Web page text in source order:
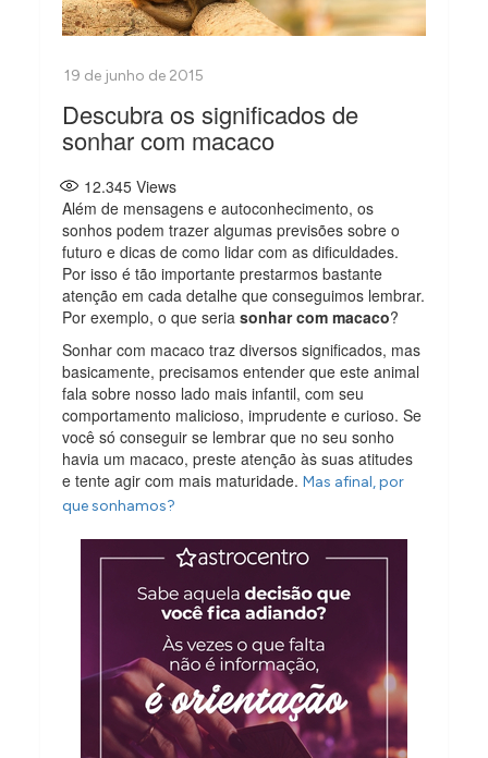
Descubra os significados de
sonhar com macaco
12.345 Views
Além de mensagens e autoconhecimento, os
sonhos podem trazer algumas previsões sobre o
futuro e dicas de como lidar com as dificuldades.
Por isso é tão importante prestarmos bastante
atenção em cada detalhe que conseguimos lembrar.
Por exemplo, o que seriasonhar com macaco?
Sonhar com macaco traz diversos significados, mas
basicamente, precisamos entender que este animal
fala sobre nosso lado mais infantil, com seu
comportamento malicioso, imprudente e curioso. Se
você só conseguir se lembrar que no seu sonho
havia um macaco, preste atenção às suas atitudes
e tente agir com mais maturidade.Mas afinal, por
que sonhamos?